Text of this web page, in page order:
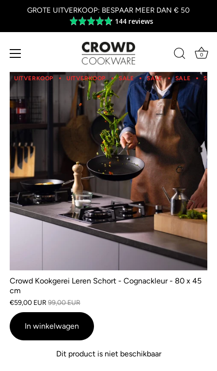
naar
inhoud
GROTE UITVERKOOP: BESPAAR MEER DAN € 50
Average
rating
4.8
out
of
5
144 reviews
0
UITVERKOOP UITVERKOOP SALE SALE SALE
Crowd Kookgerei Leren Schort - Cognackleur - 80 x 45
cm
€59,00 EUR 99,00 EUR
In winkelwagen
Dit product is niet beschikbaar